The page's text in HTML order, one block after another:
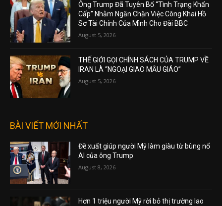
Ông Trump Đã Tuyên Bố “Tình Trạng Khẩn
Cấp” Nhằm Ngăn Chặn Việc Công Khai Hồ
Sơ Tài Chính Của Mình Cho Đài BBC
August 5, 2026
THẾ GIỚI GỌI CHÍNH SÁCH CỦA TRUMP VỀ
IRAN LÀ “NGOẠI GIAO MẪU GIÁO”
August 5, 2026
BÀI VIẾT MỚI NHẤT
Đề xuất giúp người Mỹ làm giàu từ bùng nổ
AI của ông Trump
August 8, 2026
Hơn 1 triệu người Mỹ rời bỏ thị trường lao